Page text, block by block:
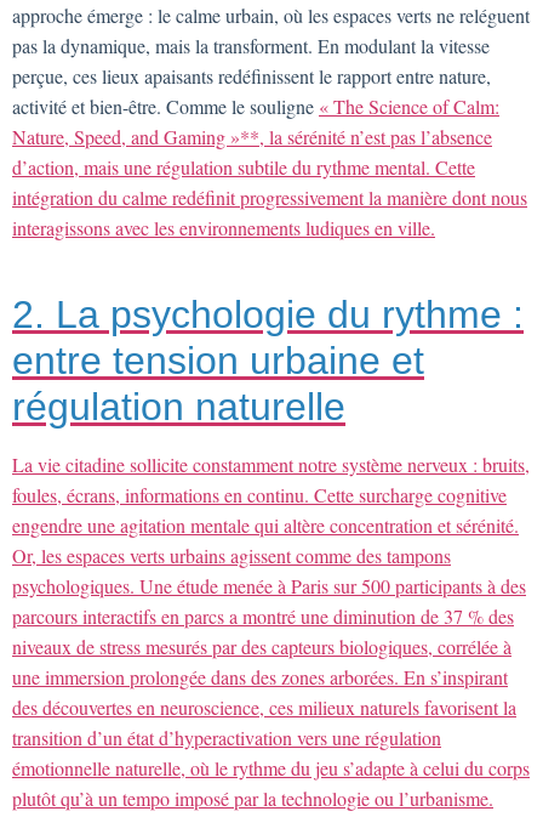
approche émerge : le calme urbain, où les espaces verts ne reléguent
pas la dynamique, mais la transforment. En modulant la vitesse
perçue, ces lieux apaisants redéfinissent le rapport entre nature,
activité et bien-être. Comme le souligne « The Science of Calm:
Nature, Speed, and Gaming »**, la sérénité n’est pas l’absence
d’action, mais une régulation subtile du rythme mental. Cette
intégration du calme redéfinit progressivement la manière dont nous
interagissons avec les environnements ludiques en ville.
2. La psychologie du rythme :
entre tension urbaine et
régulation naturelle
La vie citadine sollicite constamment notre système nerveux : bruits,
foules, écrans, informations en continu. Cette surcharge cognitive
engendre une agitation mentale qui altère concentration et sérénité.
Or, les espaces verts urbains agissent comme des tampons
psychologiques. Une étude menée à Paris sur 500 participants à des
parcours interactifs en parcs a montré une diminution de 37 % des
niveaux de stress mesurés par des capteurs biologiques, corrélée à
une immersion prolongée dans des zones arborées. En s’inspirant
des découvertes en neuroscience, ces milieux naturels favorisent la
transition d’un état d’hyperactivation vers une régulation
émotionnelle naturelle, où le rythme du jeu s’adapte à celui du corps
plutôt qu’à un tempo imposé par la technologie ou l’urbanisme.